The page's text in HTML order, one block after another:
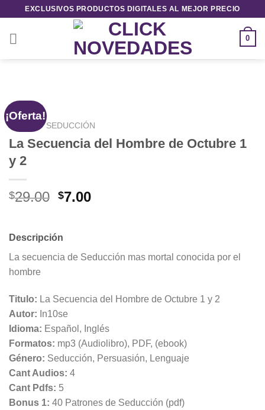
contenido
EXCLUSIVOS PRODUCTOS DIGITALES AL MEJOR PRECIO
0
¡Oferta!
INICIO / SEDUCCIÓN
La Secuencia del Hombre de Octubre 1
y 2
$29.00 El
era:
$29.00.
$7.00El
$7.00.
Descripción
La secuencia de Seducción mas mortal conocida por el
hombre
Titulo: La Secuencia del Hombre de Octubre 1 y 2
Autor: In10se
Idioma: Español, Inglés
Formatos: mp3 (Audiolibro), PDF, (ebook)
Género: Seducción, Persuasión, Lenguaje
Cant Audios: 4
Cant Pdfs: 5
Bonus 1: 40 Patrones de Seducción (pdf)